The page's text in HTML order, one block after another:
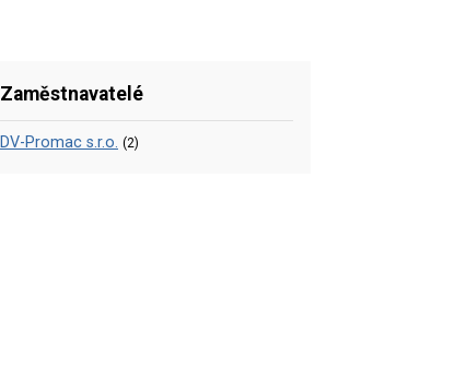
Zaměstnavatelé
DV-Promac s.r.o. (2)